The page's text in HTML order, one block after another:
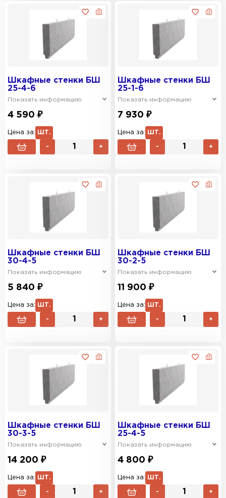
Шкафные стенки БШ
25-4-6
Показать информацию
4 590 ₽
Цена за: ШТ.
- +
Шкафные стенки БШ
25-1-6
Показать информацию
7 930 ₽
Цена за: ШТ.
- +
Шкафные стенки БШ
30-4-5
Показать информацию
5 840 ₽
Цена за: ШТ.
- +
Шкафные стенки БШ
30-2-5
Показать информацию
11 900 ₽
Цена за: ШТ.
- +
Шкафные стенки БШ
30-3-5
Показать информацию
14 200 ₽
Цена за: ШТ.
- +
Шкафные стенки БШ
25-4-5
Показать информацию
4 800 ₽
Цена за: ШТ.
- +